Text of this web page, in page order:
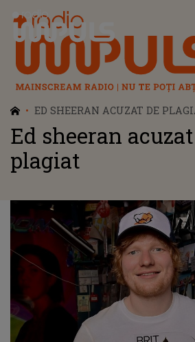
Radio Impuls
ED SHEERAN ACUZAT DE
Ed sheeran
plagiat